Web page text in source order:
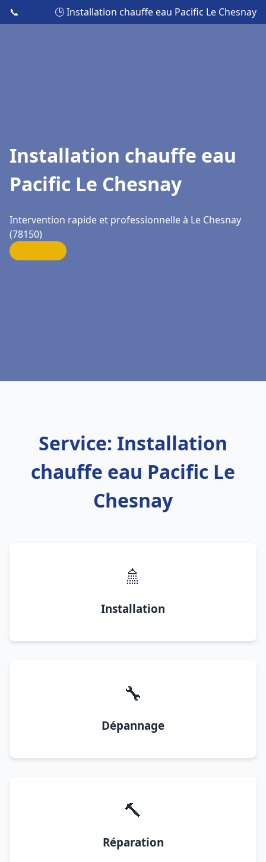
📞 🕒 Installation chauffe eau Pacific Le Chesnay
Installation chauffe eau
Pacific Le Chesnay
Intervention rapide et professionnelle à Le Chesnay
(78150)
Service: Installation
chauffe eau Pacific Le
Chesnay
🚿
Installation
🔧
Dépannage
🔨
Réparation